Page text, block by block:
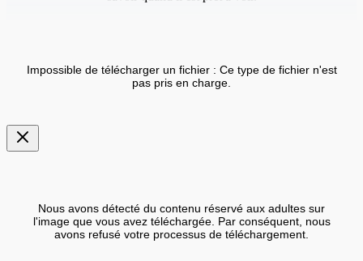
Impossible de télécharger un fichier : Ce type de fichier n'est
pas pris en charge.
Nous avons détecté du contenu réservé aux adultes sur
l'image que vous avez téléchargée. Par conséquent, nous
avons refusé votre processus de téléchargement.